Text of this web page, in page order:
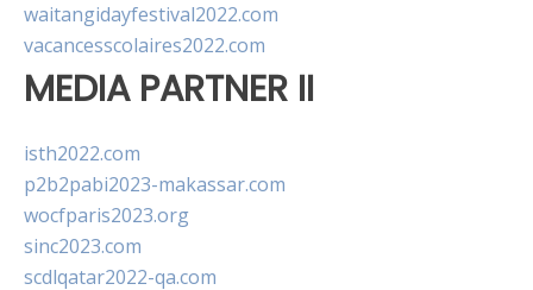
waitangidayfestival2022.com
vacancesscolaires2022.com
MEDIA PARTNER II
isth2022.com
p2b2pabi2023-makassar.com
wocfparis2023.org
sinc2023.com
scdlqatar2022-qa.com